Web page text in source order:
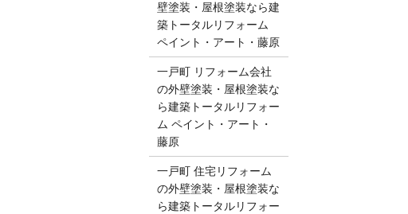
壁塗装・屋根塗装なら建
築トータルリフォーム
ペイント・アート・藤原
一戸町 リフォーム会社
の外壁塗装・屋根塗装な
ら建築トータルリフォー
ム ペイント・アート・
藤原
一戸町 住宅リフォーム
の外壁塗装・屋根塗装な
ら建築トータルリフォー